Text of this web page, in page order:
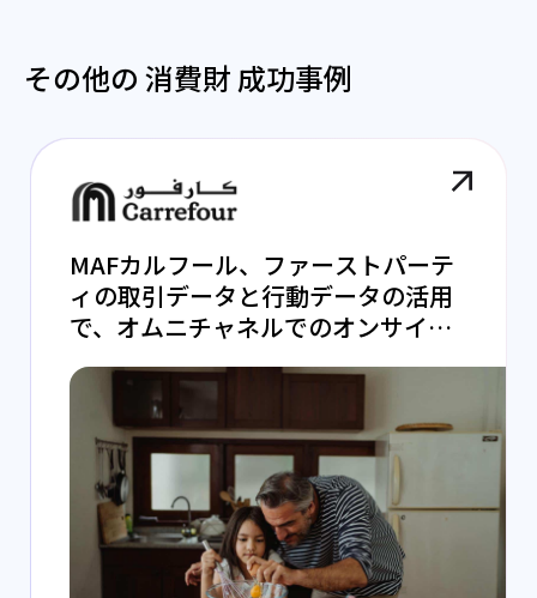
その他の 消費財 成功事例
MAFカルフール、ファーストパーテ
ィの取引データと行動データの活用
で、オムニチャネルでのオンサイ
に成功